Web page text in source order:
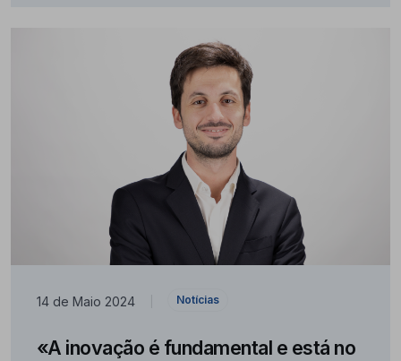
14 de Maio 2024 Notícias
«A inovação é fundamental e está no